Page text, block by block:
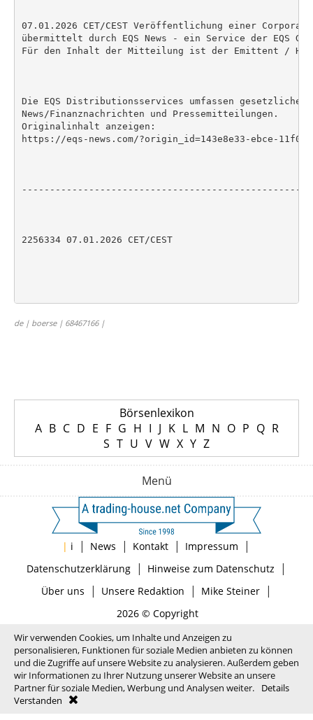
07.01.2026 CET/CEST Veröffentlichung einer
übermittelt durch EQS News - ein Service der EQS
Für den Inhalt der Mitteilung ist der Emittent /
Die EQS Distributionsservices umfassen gesetzliche
News/Finanznachrichten und Pressemitteilungen.
Originalinhalt anzeigen:
https://eqs-news.com/?origin_id=143e8e33-ebce-11f0-
2256334 07.01.2026 CET/CEST
de | boerse | 68467166 |
Börsenlexikon
A B C D E F G H I J K L M N O P Q R
S T U V W X Y Z
Menü
| i | News | Kontakt | Impressum |
Datenschutzerklärung| Hinweise zum Datenschutz |
Über uns | Unsere Redaktion | Mike Steiner|
2026 © Copyright
Wir verwenden Cookies, um Inhalte und Anzeigen zu
personalisieren, Funktionen für soziale Medien anbieten zu können
und die Zugriffe auf unsere Website zu analysieren. Außerdem geben
wir Informationen zu Ihrer Nutzung unserer Website an unsere
Partner für soziale Medien, Werbung und Analysen weiter.
Details
Verstanden